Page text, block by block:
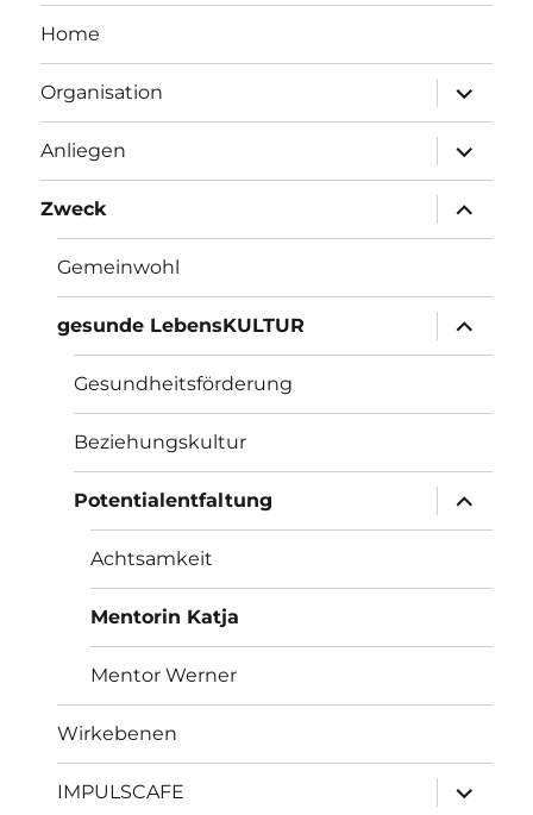
Home
Organisation
anzeigen
Anliegen
anzeigen
Zweck
anzeigen
Gemeinwohl
gesunde LebensKULTUR
anzeigen
Gesundheitsförderung
Beziehungskultur
Potentialentfaltung
anzeigen
Achtsamkeit
Mentorin Katja
Mentor Werner
Wirkebenen
IMPULSCAFE
anzeigen